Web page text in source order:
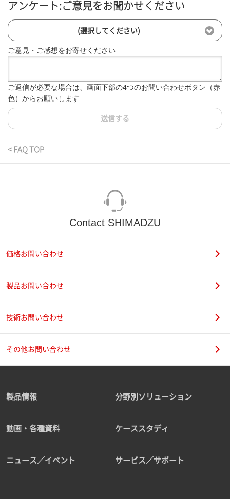
アンケート:ご意見をお聞かせください
(選択してください)
ご意見・ご感想をお寄せください
ご返信が必要な場合は、画面下部の4つのお問い合わせボタン（赤
色）からお願いします
送信する
< FAQ TOP
Contact SHIMADZU
価格お問い合わせ
製品お問い合わせ
技術お問い合わせ
その他お問い合わせ
製品情報 分野別ソリューション
動画・各種資料 ケーススタディ
ニュース／イベント サービス／サポート